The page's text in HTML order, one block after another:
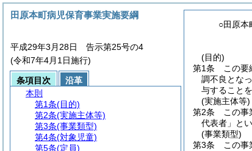
○田原本
(目的)
第1条
この
調不良とな
与すること
(実施主体等)
第2条
この
代表者」と
(事業類型)
第3条
この事
田原本町病児保育事業実施要綱
平成29年3月28日 告示第25号の4
(令和7年4月1日施行)
条項目次
沿革
本則
第1条(目的)
第2条(実施主体等)
第3条(事業類型)
第4条(対象児童)
第5条(定員)